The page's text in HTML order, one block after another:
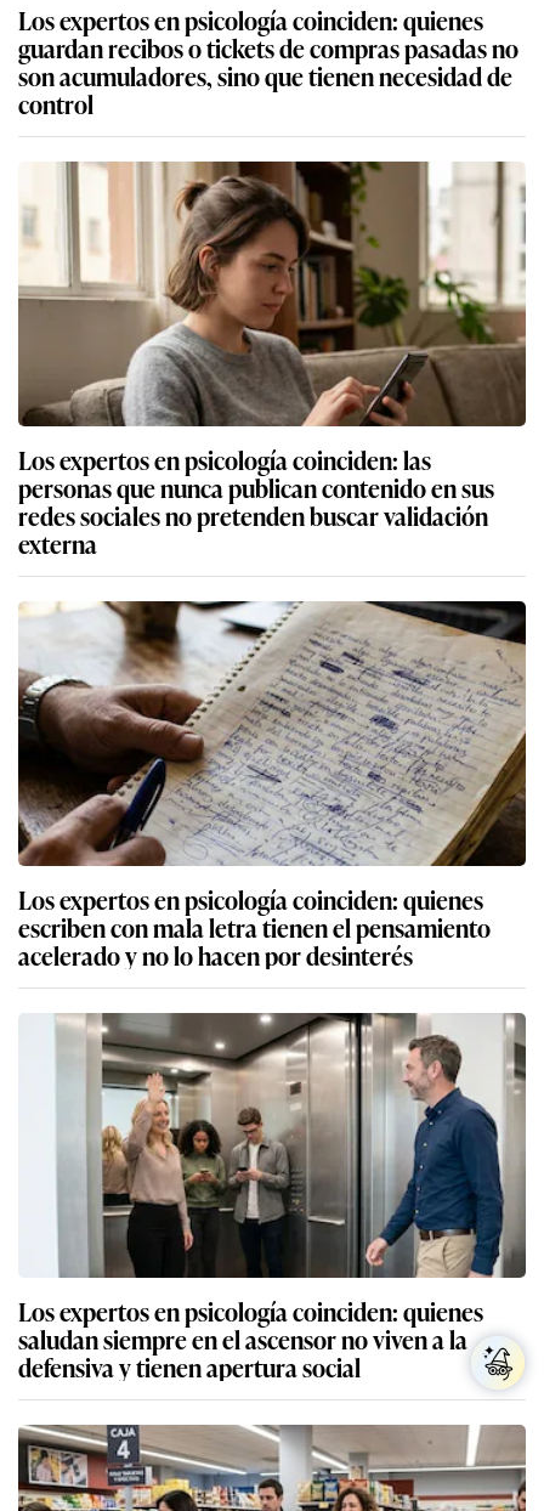
Los expertos en psicología coinciden: quienes
guardan recibos o tickets de compras pasadas no
son acumuladores, sino que tienen necesidad de
control
Los expertos en psicología coinciden: las
personas que nunca publican contenido en sus
redes sociales no pretenden buscar validación
externa
Los expertos en psicología coinciden: quienes
escriben con mala letra tienen el pensamiento
acelerado y no lo hacen por desinterés
Los expertos en psicología coinciden: quienes
saludan siempre en el ascensor no viven a la
defensiva y tienen apertura social